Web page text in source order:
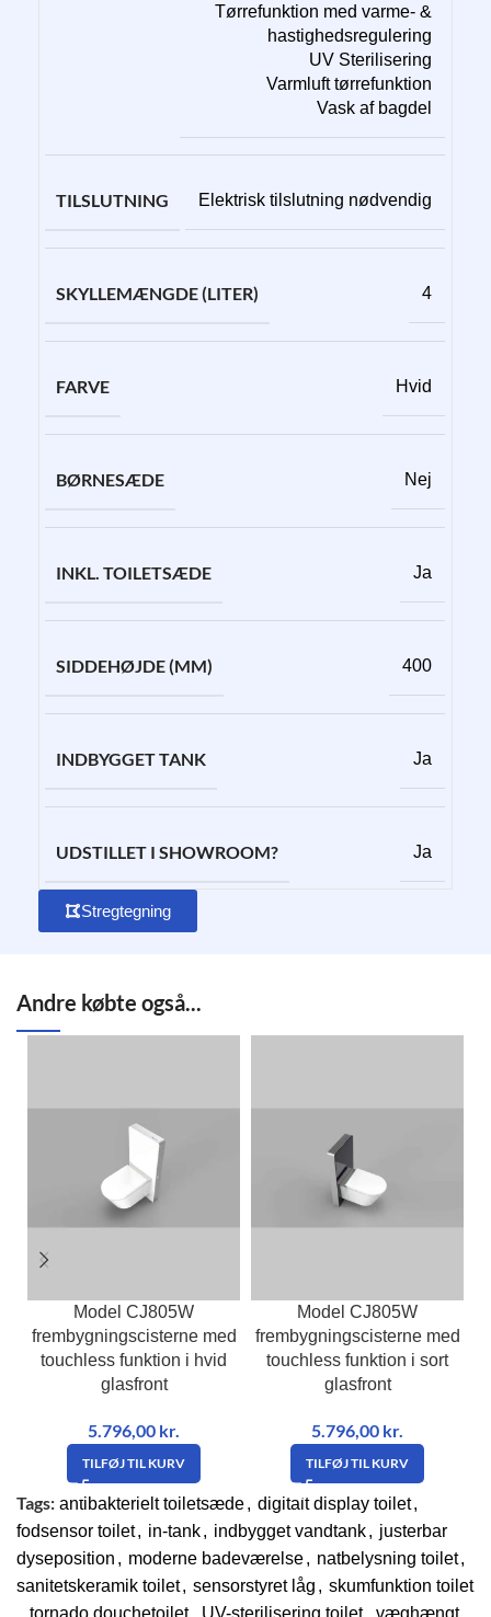
Tørrefunktion med varme- &
hastighedsregulering
UV Sterilisering
Varmluft tørrefunktion
Vask af bagdel
TILSLUTNING Elektrisk tilslutning nødvendig
SKYLLEMÆNGDE (LITER) 4
FARVE Hvid
BØRNESÆDE Nej
INKL. TOILETSÆDE Ja
SIDDEHØJDE (MM) 400
INDBYGGET TANK Ja
UDSTILLET I SHOWROOM? Ja
Stregtegning
Andre købte også...
Model CJ805W
frembygningscisterne med
touchless funktion i hvid
glasfront
5.796,00 kr.
TILFØJ TIL KURV
Model CJ805W
frembygningscisterne med
touchless funktion i sort
glasfront
5.796,00 kr.
TILFØJ TIL KURV
Tags: antibakterielt toiletsæde, digitalt display toilet,
fodsensor toilet, in-tank, indbygget vandtank, justerbar
dyseposition , moderne badeværelse, natbelysning toilet,
sanitetskeramik toilet, sensorstyret låg , skumfunktion toilet